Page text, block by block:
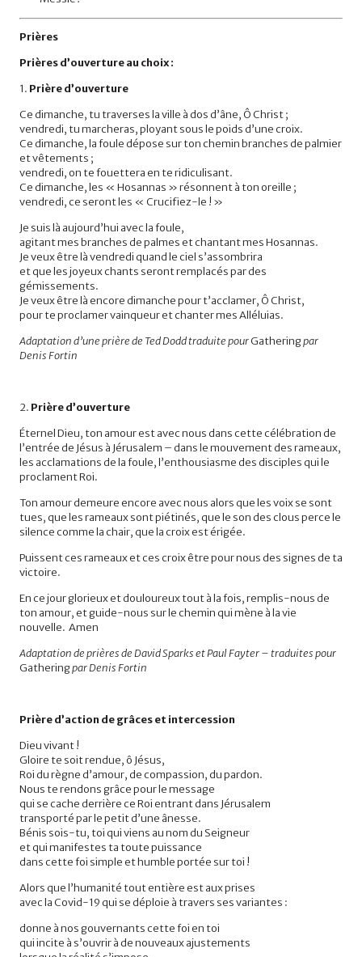
Prières
Prières d’ouverture au choix :
1. Prière d’ouverture
Ce dimanche, tu traverses la ville à dos d’âne, Ô Christ ;
vendredi, tu marcheras, ployant sous le poids d’une croix.
Ce dimanche, la foule dépose sur ton chemin branches de palmier
et vêtements ;
vendredi, on te fouettera en te ridiculisant.
Ce dimanche, les « Hosannas » résonnent à ton oreille ;
vendredi, ce seront les « Crucifiez-le ! »
Je suis là aujourd’hui avec la foule,
agitant mes branches de palmes et chantant mes Hosannas.
Je veux être là vendredi quand le ciel s’assombrira
et que les joyeux chants seront remplacés par des
gémissements.
Je veux être là encore dimanche pour t’acclamer, Ô Christ,
pour te proclamer vainqueur et chanter mes Alléluias.
Adaptation d’une prière de Ted Dodd traduite pourGatheringpar
Denis Fortin
2. Prière d’ouverture
Éternel Dieu, ton amour est avec nous dans cette célébration de
l’entrée de Jésus à Jérusalem – dans le mouvement des rameaux,
les acclamations de la foule, l’enthousiasme des disciples qui le
proclament Roi.
Ton amour demeure encore avec nous alors que les voix se sont
tues, que les rameaux sont piétinés, que le son des clous perce le
silence comme la chair, que la croix est érigée.
Puissent ces rameaux et ces croix être pour nous des signes de ta
victoire.
En ce jour glorieux et douloureux tout à la fois, remplis-nous de
ton amour, et guide-nous sur le chemin qui mène à la vie
nouvelle. Amen
Adaptation de prières deDavid SparksetPaul Fayter – traduites pour
Gatheringpar Denis Fortin
Prière d’action de grâces et intercession
Dieu vivant !
Gloire te soit rendue, ô Jésus,
Roi du règne d’amour, de compassion, du pardon.
Nous te rendons grâce pour le message
qui se cache derrière ce Roi entrant dans Jérusalem
transporté par le petit d’une ânesse.
Bénis sois-tu, toi qui viens au nom du Seigneur
et qui manifestes ta toute puissance
dans cette foi simple et humble portée sur toi !
Alors que l’humanité tout entière est aux prises
avec la Covid-19 qui se déploie à travers ses variantes :
donne à nos gouvernants cette foi en toi
qui incite à s’ouvrir à de nouveaux ajustements